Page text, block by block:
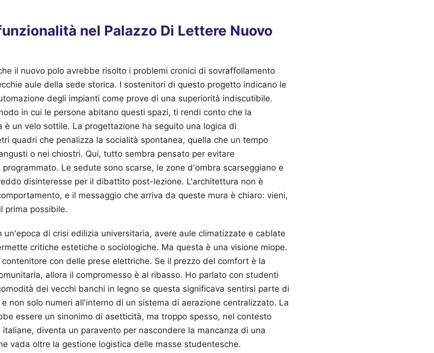
nel Palazzo Di Lettere Nuovo
il nuovo polo avrebbe risolto i problemi cronici di sovraffollamento
aule della sede storica. I sostenitori di questo progetto indicano le
degli impianti come prove di una superiorità indiscutibile.
in cui le persone abitano questi spazi, ti rendi conto che la
è un velo sottile. La progettazione ha seguito una logica di
quadri che penalizza la socialità spontanea, quella che un tempo
o nei chiostri. Qui, tutto sembra pensato per evitare
Le sedute sono scarse, le zone d'ombra scarseggiano e
disinteresse per il dibattito post-lezione. L'architettura non è
e il messaggio che arriva da queste mura è chiaro: vieni,
prima possibile.
un'epoca di crisi edilizia universitaria, avere aule climatizzate e cablate
critiche estetiche o sociologiche. Ma questa è una visione miope.
contenitore con delle prese elettriche. Se il prezzo del comfort è la
allora il compromesso è al ribasso. Ho parlato con studenti
dei vecchi banchi in legno se questa significava sentirsi parte di
non solo numeri all'interno di un sistema di aerazione centralizzato. La
essere un sinonimo di asetticità, ma troppo spesso, nel contesto
diventa un paravento per nascondere la mancanza di una
vada oltre la gestione logistica delle masse studentesche.